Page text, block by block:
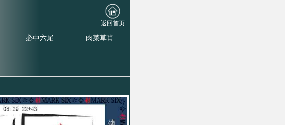
返回首页
必中六尾 肉菜草肖